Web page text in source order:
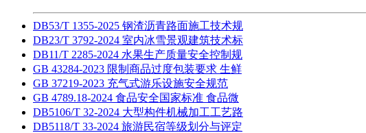
DB53/T 1355-2025 钢渣沥青路面施工技术规
DB23/T 3792-2024 室内冰雪景观建筑技术标
DB11/T 2285-2024 水果生产质量安全控制规
GB 43284-2023 限制商品过度包装要求 生鲜
GB 37219-2023 充气式游乐设施安全规范
GB 4789.18-2024 食品安全国家标准 食品微
DB5106/T 32-2024 大型构件机械加工工艺路
DB5118/T 33-2024 旅游民宿等级划分与评定